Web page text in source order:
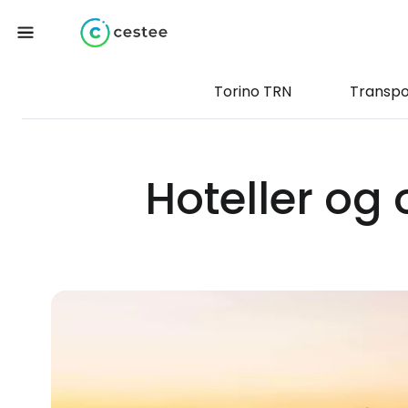
Torino TRN
Hoteller og